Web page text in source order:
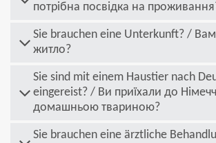
потрібна посвідка на
Sie brauchen eine Unterkunft? / Вам
житло?
Sie sind mit einem Haustier nach
eingereist? / Ви приїхали до
домашньою твариною?
Sie brauchen eine ärztliche